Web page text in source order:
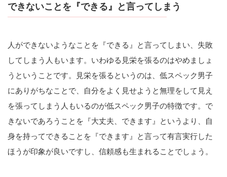
できないことを『できる』と言ってしまう
人ができないようなことを『できる』と言ってしまい、失敗
してしまう人もいます。いわゆる見栄を張るのはやめましょ
うということです。見栄を張るというのは、低スペック男子
にありがちなことで、自分をよく見せようと無理をして見え
を張ってしまう人もいるのが低スペック男子の特徴です。で
きないであろうことを『大丈夫、できます』というより、自
身を持ってできることを『できます』と言って有言実行した
ほうが印象が良いですし、信頼感も生まれることでしょう。